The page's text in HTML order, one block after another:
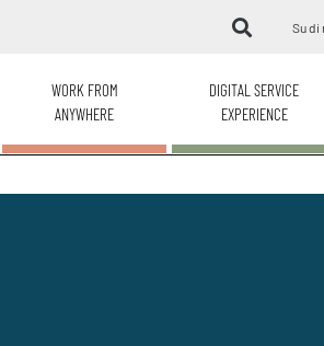
Su di
WORK FROM
ANYWHERE
DIGITAL SERVICE
EXPERIENCE